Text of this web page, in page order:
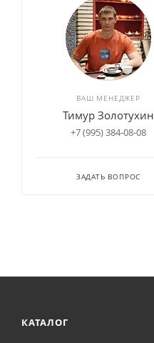
ВАШ МЕНЕДЖЕР
Тимур Золотухин
+7 (995) 384-08-08
ЗАДАТЬ ВОПРОС
КАТАЛОГ